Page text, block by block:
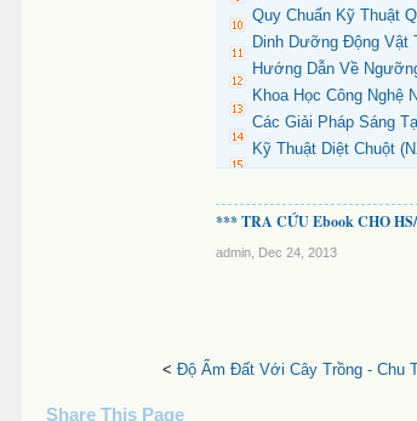
Quy Chuẩn Kỹ Thuật
Dinh Dưỡng Động Vật
Hướng Dẫn Về
Khoa Học Công Nghệ
Các Giải Pháp Sáng
Kỹ Thuật Diệt Chuột
*** TRA CỨU Ebook CHO
admin Dec 24, 2013
< Độ Ẩm Đất Với Cây Trồng - Chu
Share This Page